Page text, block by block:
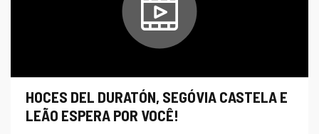
HOCES DEL DURATÓN, SEGÓVIA CASTELA E
LEÃO ESPERA POR VOCÊ!